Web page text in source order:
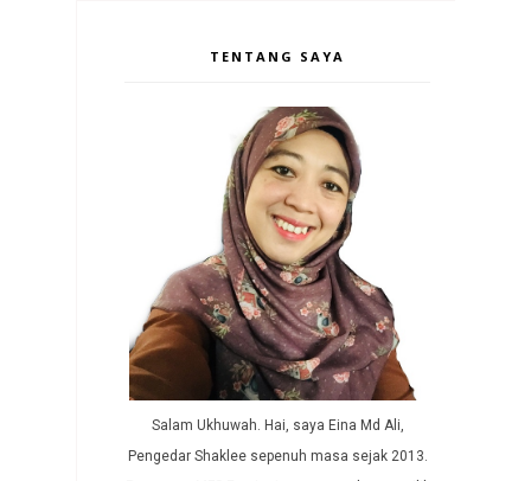
TENTANG SAYA
Salam Ukhuwah. Hai, saya Eina Md Ali,
Pengedar Shaklee sepenuh masa sejak 2013.